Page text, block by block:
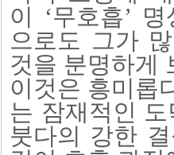
이 ‘무호흡’
으로도 그가
것을 분명하게
이것은 흥미롭
는 잠재적인
붓다의 강한